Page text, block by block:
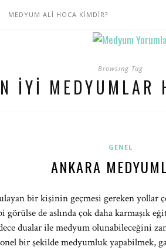
MEDYUM ALİ HOCA KİMDİR?
Browsing Tag
IYI MEDYUMLAR
GENEL
ANKARA
bir kişinin geçmesi gereken yollar
görülse de aslında çok daha karmaşık
dualar ile medyum olunabileceğini
bir şekilde medyumluk yapabilmek,